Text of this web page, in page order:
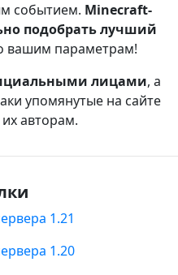
событием. Minecraft-
подобрать лучший
вашим параметрам!
лицами, а
упомянутые на сайте
авторам.
1.21
1.20